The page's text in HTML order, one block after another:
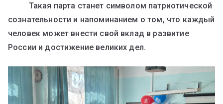
Такая парта станет символом патриотической
сознательности и напоминанием о том, что каждый
человек может внести свой вклад в развитие
России и достижение великих дел.